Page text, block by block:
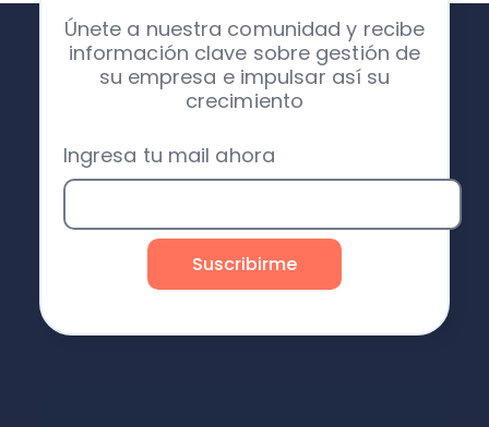
Únete a nuestra comunidad y recibe
información clave sobre gestión de
su empresa e impulsar así su
crecimiento
Ingresa tu mail ahora